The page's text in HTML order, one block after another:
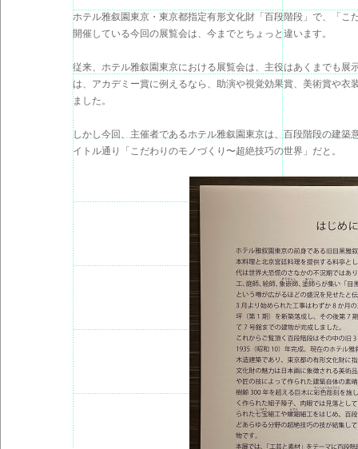
ホテル雅叙園東京・東京都指定有形文化財「百段階段」で、「
開催している今回の展覧会は、今までとちょっと違います。
従来、ホテル雅叙園東京における展覧会は、主役はあくまでも
は、アカデミー賞に例えるなら、助演や視覚効果賞、美術賞や
ました。
しかし今回、主催者であるホテル雅叙園東京は、百段階段の建
イトル通り「こだわりのモノづくり〜超絶技巧の世界」だと。